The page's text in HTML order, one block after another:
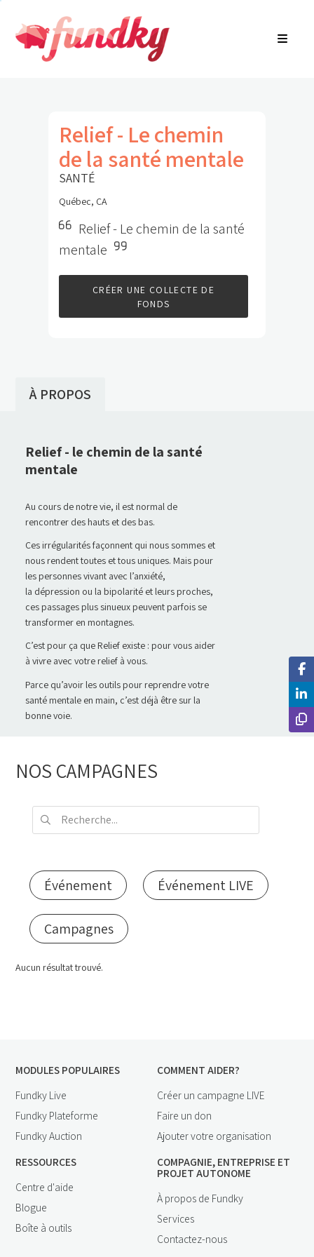
Connexion
Relief - Le chemin
de la santé mentale
SANTÉ
Québec, CA
Relief - Le chemin de la santé
mentale
CRÉER UNE COLLECTE DE
FONDS
À PROPOS
Relief - le chemin de la santé
mentale
Au cours de notre vie, il est normal de
rencontrer des hauts et des bas.
Ces irrégularités façonnent qui nous sommes et
nous rendent toutes et tous uniques. Mais pour
les personnes vivant avec l’anxiété,
la dépression ou la bipolarité et leurs proches,
ces passages plus sinueux peuvent parfois se
transformer en montagnes.
C’est pour ça que Relief existe : pour vous aider
à vivre avec votre relief à vous.
Parce qu’avoir les outils pour reprendre votre
santé mentale en main, c’est déjà être sur la
bonne voie.
NOS CAMPAGNES
Événement Événement LIVE
Campagnes
Aucun résultat trouvé.
MODULES POPULAIRES
Fundky Live
Fundky Plateforme
Fundky Auction
COMMENT AIDER?
Créer un campagne LIVE
Faire un don
Ajouter votre organisation
RESSOURCES
Centre d'aide
Blogue
Boîte à outils
COMPAGNIE, ENTREPRISE ET
PROJET AUTONOME
À propos de Fundky
Services
Contactez-nous